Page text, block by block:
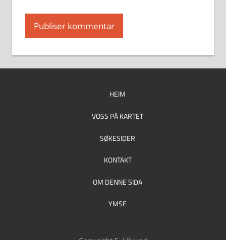
HEIM
VOSS PÅ KARTET
SØKESIDER
KONTAKT
OM DENNE SIDA
YMSE